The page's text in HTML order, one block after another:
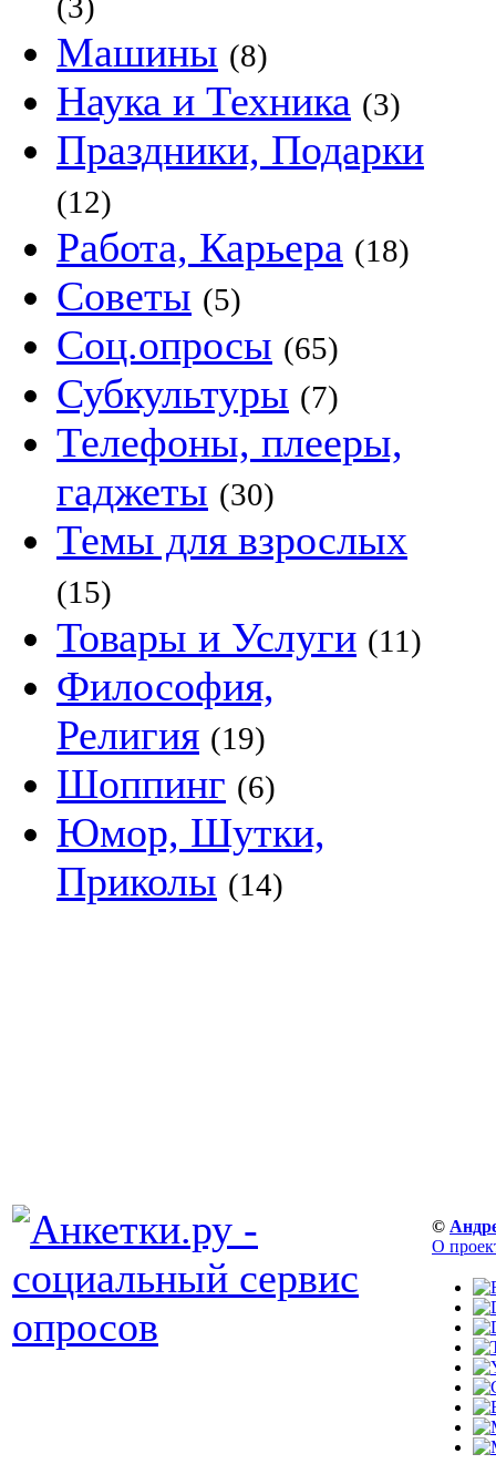
Машины (8)
Наука и Техника (3)
Праздники, Подарки
(12)
Работа, Карьера (18)
Советы (5)
Соц.опросы (65)
Субкультуры (7)
Телефоны, плееры,
гаджеты (30)
Темы для взрослых
(15)
Товары и Услуги (11)
Философия,
Религия (19)
Шоппинг (6)
Юмор, Шутки,
Приколы (14)
©
О